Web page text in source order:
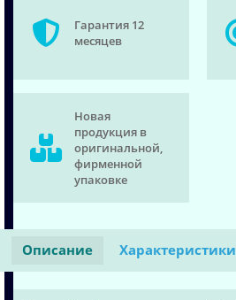
Гарантия 12
месяцев
Новая
продукция в
оригинальной,
фирменной
упаковке
Описание Характеристики